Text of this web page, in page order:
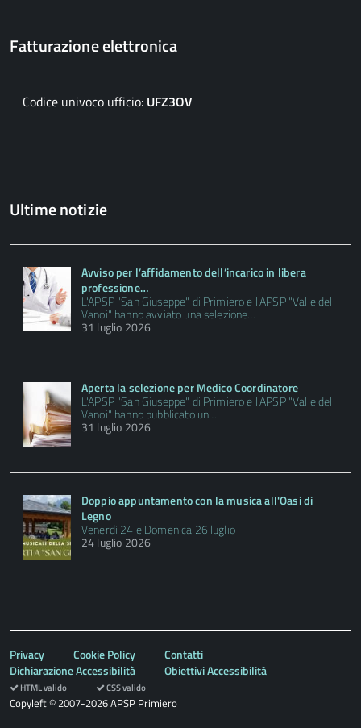
Fatturazione elettronica
Codice univoco ufficio: UFZ3OV
Ultime notizie
Avviso per l’affidamento dell’incarico in libera
professione…
L'APSP "San Giuseppe" di Primiero e l'APSP "Valle del
Vanoi" hanno avviato una selezione…
31 luglio 2026
Aperta la selezione per Medico Coordinatore
L'APSP "San Giuseppe" di Primiero e l'APSP "Valle del
Vanoi" hanno pubblicato un…
31 luglio 2026
Doppio appuntamento con la musica all'Oasi di
Legno
Venerdì 24 e Domenica 26 luglio
24 luglio 2026
Privacy Cookie Policy
Contatti
Dichiarazione Accessibilità
Obiettivi Accessibilità
HTML valido CSS valido
Copyleft © 2007-2026 APSP Primiero